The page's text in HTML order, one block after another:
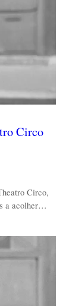
Circo
Circo,
a acolher…